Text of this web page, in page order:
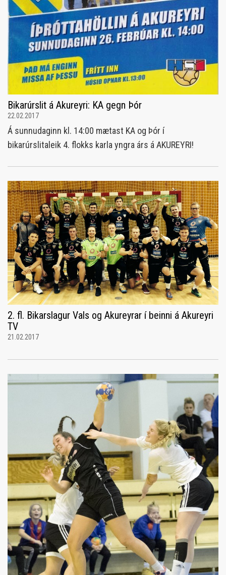
Bikarúrslit á Akureyri: KA gegn Þór
22.02.2017
Á sunnudaginn kl. 14:00 mætast KA og Þór í
bikarúrslitaleik 4. flokks karla yngra árs á AKUREYRI!
2. fl. Bikarslagur Vals og Akureyrar í beinni á Akureyri
TV
21.02.2017